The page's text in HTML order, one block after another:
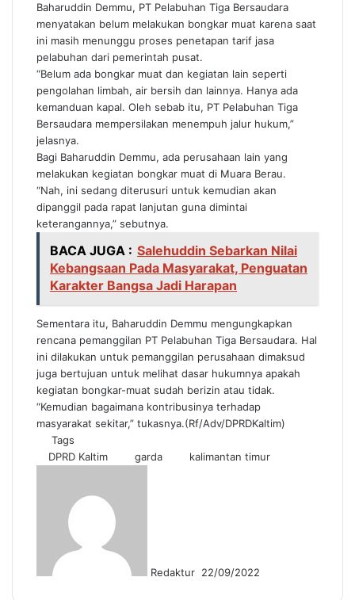
Baharuddin Demmu, PT Pelabuhan Tiga Bersaudara
menyatakan belum melakukan bongkar muat karena saat
ini masih menunggu proses penetapan tarif jasa
pelabuhan dari pemerintah pusat.
“Belum ada bongkar muat dan kegiatan lain seperti
pengolahan limbah, air bersih dan lainnya. Hanya ada
kemanduan kapal. Oleh sebab itu, PT Pelabuhan Tiga
Bersaudara mempersilakan menempuh jalur hukum,”
jelasnya.
Bagi Baharuddin Demmu, ada perusahaan lain yang
melakukan kegiatan bongkar muat di Muara Berau.
“Nah, ini sedang diterusuri untuk kemudian akan
dipanggil pada rapat lanjutan guna dimintai
keterangannya,” sebutnya.
BACA JUGA : Salehuddin Sebarkan Nilai
Kebangsaan Pada Masyarakat, Penguatan
Karakter Bangsa Jadi Harapan
Sementara itu, Baharuddin Demmu mengungkapkan
rencana pemanggilan PT Pelabuhan Tiga Bersaudara. Hal
ini dilakukan untuk pemanggilan perusahaan dimaksud
juga bertujuan untuk melihat dasar hukumnya apakah
kegiatan bongkar-muat sudah berizin atau tidak.
“Kemudian bagaimana kontribusinya terhadap
masyarakat sekitar,” tukasnya.(Rf/Adv/DPRDKaltim)
Tags
DPRD Kaltim
garda kalimantan timur
Redaktur e
22/09/2022